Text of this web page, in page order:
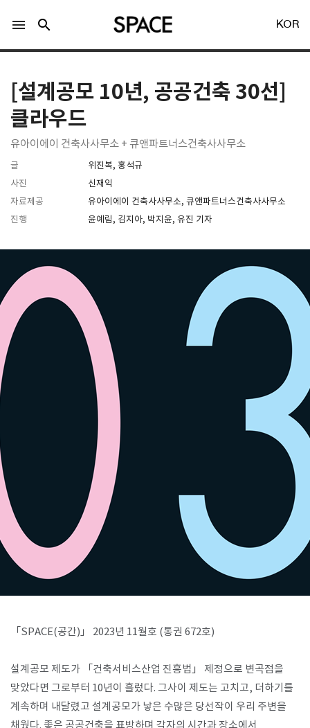
Facebook 로그인
menu search KOR
[설계공모 10년, 공공건축 30선]
클라우드
유아이에이 건축사사무소 + 큐앤파트너스건축사사무소
글
위진복, 홍석규
사진
신재익
자료제공
유아이에이 건축사사무소, 큐앤파트너스건축사사무소
진행
윤예림, 김지아, 박지윤, 유진 기자
「SPACE(공간)」 2023년 11월호 (통권 672호)
​설계공모 제도가 「건축서비스산업 진흥법」 제정으로 변곡점을
맞았다면 그로부터 10년이 흘렀다. 그사이 제도는 고치고, 더하기를
계속하며 내달렸고 설계공모가 낳은 수많은 당선작이 우리 주변을
채웠다. 좋은 공공건축을 표방하며 각자의 시간과 장소에서